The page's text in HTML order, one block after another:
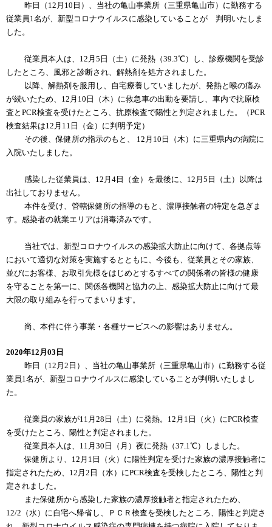
昨日（12月10日）、当社の亀山事業所（三重県亀山市）に勤務する
従業員1名が、新型コロナウイルスに感染していることが 判明いたしま
した。
従業員本人は、12月5日（土）に発熱（39.3℃）し、診療機関を受診
したところ、風邪と診断され、解熱剤を処方されました。
以降、解熱剤を服用し、自宅療養していましたが、発熱と喉の痛み
が続いたため、12月10日（木）に救急車の出動を要請し、車内で抗原検
査とPCR検査を受けたところ、抗原検査で陽性と判定されました。（PCR
検査結果は12月11日（金）に判明予定）
その後、保健所の指示のもと、 12月10日（木）に三重県内の病院に
入院いたしました。
感染した従業員は、12月4日（金）を最後に、12月5日（土）以降は
出社しておりません。
本件を受け、管轄保健所の指導のもと、濃厚接触者の特定を急ぎま
す。感染者の就業エリアは消毒済みです。
当社では、新型コロナウイルスの感染拡大防止に向けて、各拠点等
において適切な対策を実施するとともに、今後も、従業員とその家族、
並びにお客様、お取引先様をはじめとするすべての関係者の皆様の健康
を守ることを第一に、関係各機関と協力の上、感染拡大防止に向けて最
大限の取り組みを行ってまいります。
尚、本件に伴う事業・各種サービスへの影響はありません。
2020年12月03日
昨日（12月2日）、当社の亀山事業所（三重県亀山市）に勤務する従
業員1名が、新型コロナウイルスに感染していることが判明いたしまし
た。
従業員の家族が11月28日（土）に発熱。12月1日（火）にPCR検査
を受けたところ、陽性と判定されました。
従業員本人は、11月30日（月）夜に発熱（37.1℃）しました。
保健所より、12月1日（火）に陽性判定を受けた家族の濃厚接触者に
指定されたため、12月2日（水）にPCR検査を受検したところ、陽性と判
定されました。
また保健所から感染した家族の濃厚接触者と指定されたため、
12/2（水）に自宅へ帰省し、ＰＣＲ検査を受検したところ、陽性と判定さ